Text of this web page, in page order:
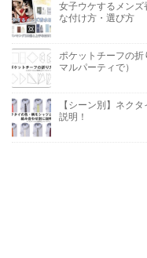
女子ウケするメン
な付け方・選び方
ポケットチーフの
マルパーティで）
【シーン別】ネク
説明！